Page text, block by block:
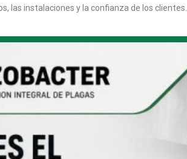
las instalaciones y la confianza de los clientes.